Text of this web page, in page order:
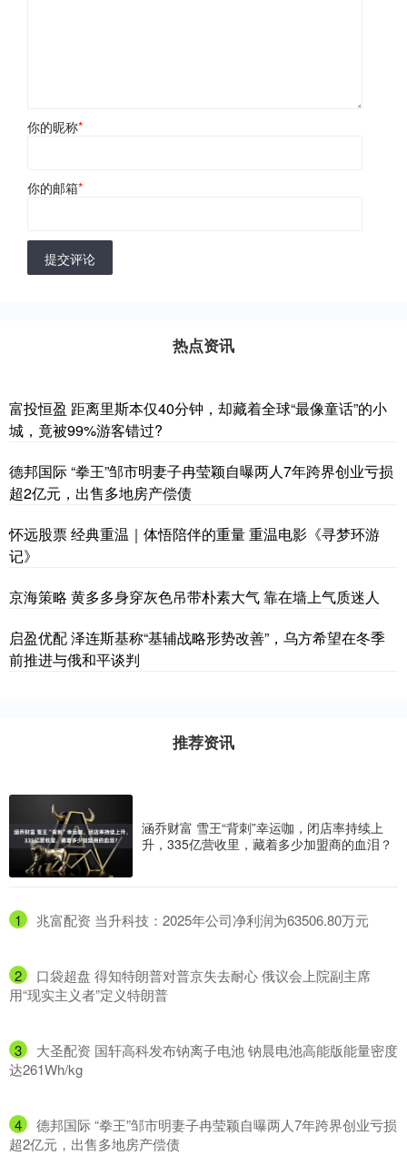
你的昵称*
你的邮箱*
提交评论
热点资讯
富投恒盈 距离里斯本仅40分钟，却藏着全球“最像童话”的小
城，竟被99%游客错过?
德邦国际 “拳王”邹市明妻子冉莹颖自曝两人7年跨界创业亏损
超2亿元，出售多地房产偿债
怀远股票 经典重温｜体悟陪伴的重量 重温电影《寻梦环游
记》
京海策略 黄多多身穿灰色吊带朴素大气 靠在墙上气质迷人
启盈优配 泽连斯基称“基辅战略形势改善”，乌方希望在冬季
前推进与俄和平谈判
推荐资讯
涵乔财富 雪王“背刺”幸运咖，闭店率持续上
升，335亿营收里，藏着多少加盟商的血泪？
1 ​兆富配资 当升科技：2025年公司净利润为63506.80万元
2
​口袋超盘 得知特朗普对普京失去耐心 俄议会上院副主席
用“现实主义者”定义特朗普
3
​大圣配资 国轩高科发布钠离子电池 钠晨电池高能版能量密度
达261Wh/kg
4
​德邦国际 “拳王”邹市明妻子冉莹颖自曝两人7年跨界创业亏损
超2亿元，出售多地房产偿债